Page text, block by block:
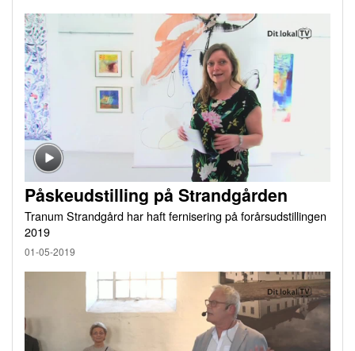
Påskeudstilling på Strandgården
Tranum Strandgård har haft fernisering på forårsudstillingen
2019
01-05-2019